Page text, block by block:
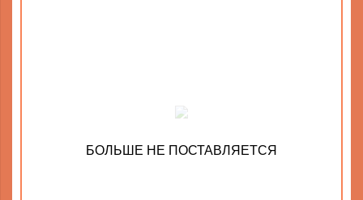
БОЛЬШЕ НЕ ПОСТАВЛЯЕТСЯ